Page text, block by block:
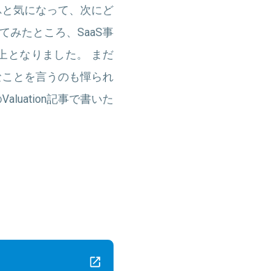
気になって、次にど
みたところ、SaaS事
となりました。 まだ
とを言うのも憚られ
記事で書いた